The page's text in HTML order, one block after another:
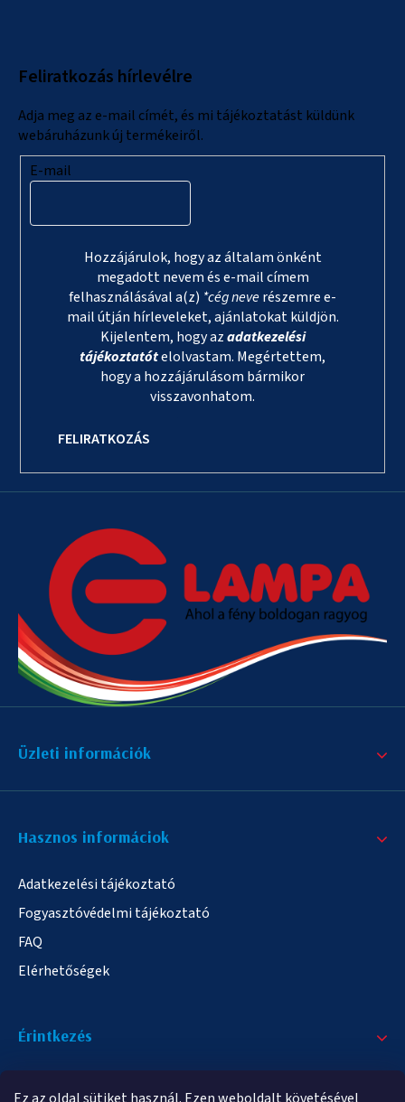
Feliratkozás hírlevélre
Adja meg az e-mail címét, és mi tájékoztatást küldünk
webáruházunk új termékeiről.
E-mail
Hozzájárulok, hogy az általam önként
megadott nevem és e-mail címem
felhasználásával a(z) *cég neverészemre e-
mail útján hírleveleket, ajánlatokat küldjön.
Kijelentem, hogy azadatkezelési
tájékoztatótelolvastam. Megértettem,
hogy a hozzájárulásom bármikor
visszavonhatom.
FELIRATKOZÁS
Üzleti információk
Hasznos informáciok
Adatkezelési tájékoztató
Fogyasztóvédelmi tájékoztató
FAQ
Elérhetőségek
Érintkezés